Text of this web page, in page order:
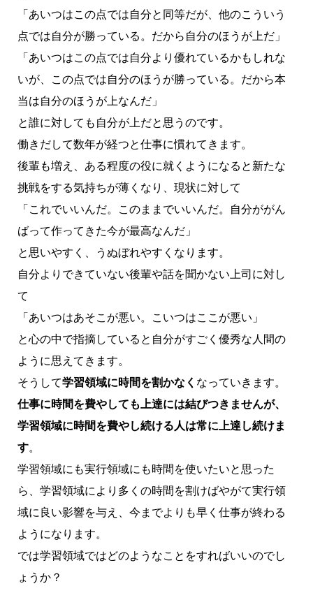
「あいつはこの点では自分と同等だが、他のこういう
点では自分が勝っている。だから自分のほうが上だ」
「あいつはこの点では自分より優れているかもしれな
いが、この点では自分のほうが勝っている。だから本
当は自分のほうが上なんだ」
と誰に対しても自分が上だと思うのです。
働きだして数年が経つと仕事に慣れてきます。
後輩も増え、ある程度の役に就くようになると新たな
挑戦をする気持ちが薄くなり、現状に対して
「これでいいんだ。このままでいいんだ。自分ががん
ばって作ってきた今が最高なんだ」
と思いやすく、うぬぼれやすくなります。
自分よりできていない後輩や話を聞かない上司に対し
て
「あいつはあそこが悪い。こいつはここが悪い」
と心の中で指摘していると自分がすごく優秀な人間の
ように思えてきます。
そうして学習領域に時間を割かなく なっていきます。
仕事に時間を費やしても上達には結びつきませんが、
学習領域に時間を費やし続ける人は常に上達し続けま
す。
学習領域にも実行領域にも時間を使いたいと思った
ら、学習領域により多くの時間を割けばやがて実行領
域に良い影響を与え、今までよりも早く仕事が終わる
ようになります。
では学習領域ではどのようなことをすればいいのでし
ょうか？